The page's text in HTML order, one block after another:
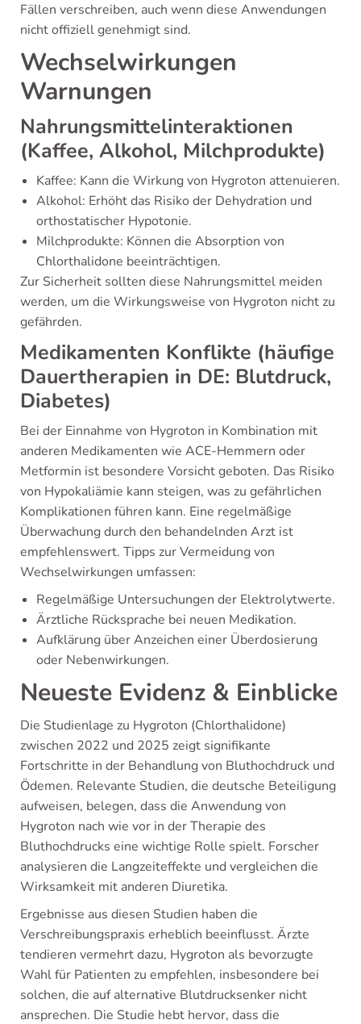
Fällen verschreiben, auch wenn diese Anwendungen
nicht offiziell genehmigt sind.
Wechselwirkungen
Warnungen
Nahrungsmittelinteraktionen
(Kaffee, Alkohol, Milchprodukte)
Kaffee: Kann die Wirkung von Hygroton attenuieren.
Alkohol: Erhöht das Risiko der Dehydration und
orthostatischer Hypotonie.
Milchprodukte: Können die Absorption von
Chlorthalidone beeinträchtigen.
Zur Sicherheit sollten diese Nahrungsmittel meiden
werden, um die Wirkungsweise von Hygroton nicht zu
gefährden.
Medikamenten Konflikte (häufige
Dauertherapien in DE: Blutdruck,
Diabetes)
Bei der Einnahme von Hygroton in Kombination mit
anderen Medikamenten wie ACE-Hemmern oder
Metformin ist besondere Vorsicht geboten. Das Risiko
von Hypokaliämie kann steigen, was zu gefährlichen
Komplikationen führen kann. Eine regelmäßige
Überwachung durch den behandelnden Arzt ist
empfehlenswert. Tipps zur Vermeidung von
Wechselwirkungen umfassen:
Regelmäßige Untersuchungen der Elektrolytwerte.
Ärztliche Rücksprache bei neuen Medikation.
Aufklärung über Anzeichen einer Überdosierung
oder Nebenwirkungen.
Neueste Evidenz & Einblicke
Die Studienlage zu Hygroton (Chlorthalidone)
zwischen 2022 und 2025 zeigt signifikante
Fortschritte in der Behandlung von Bluthochdruck und
Ödemen. Relevante Studien, die deutsche Beteiligung
aufweisen, belegen, dass die Anwendung von
Hygroton nach wie vor in der Therapie des
Bluthochdrucks eine wichtige Rolle spielt. Forscher
analysieren die Langzeiteffekte und vergleichen die
Wirksamkeit mit anderen Diuretika.
Ergebnisse aus diesen Studien haben die
Verschreibungspraxis erheblich beeinflusst. Ärzte
tendieren vermehrt dazu, Hygroton als bevorzugte
Wahl für Patienten zu empfehlen, insbesondere bei
solchen, die auf alternative Blutdrucksenker nicht
ansprechen. Die Studie hebt hervor, dass die